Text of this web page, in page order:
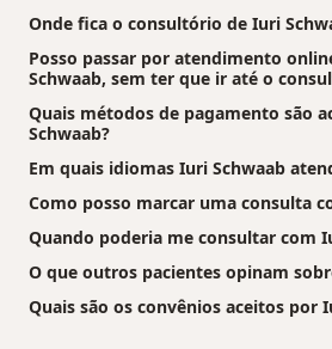
Onde fica o consultório de Iuri
Posso passar por atendimento
Schwaab, sem ter que ir até o
Quais métodos de pagamento são
Schwaab?
Em quais idiomas Iuri Schwaab
Como posso marcar uma consulta
Quando poderia me consultar com
O que outros pacientes opinam
Quais são os convênios aceitos por